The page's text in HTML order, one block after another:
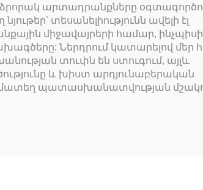
արտադրանքները
տեսանելիությունն ավելի էլ
միջավայրերի համար,
Ներդրում կատարելով մեր
տուփն են ստուգում, այլև
և խիստ արդյունաբերական
պատասխանատվության